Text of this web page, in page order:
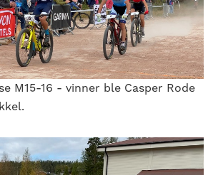
M15-16 - vinner ble Casper Rode